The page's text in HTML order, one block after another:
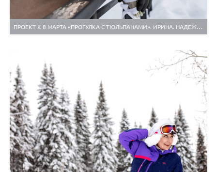
ПРОЕКТ К 8 МАРТА «ПРОГУЛКА С ТЮЛЬПАНАМИ». ИРИНА. НАДЕЖДА. ФЕВРАЛЬ 2022.